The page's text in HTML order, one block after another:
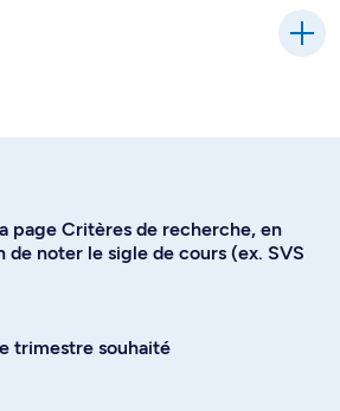
page Critères de recherche, en
de noter le sigle de cours (ex. SVS
trimestre souhaité